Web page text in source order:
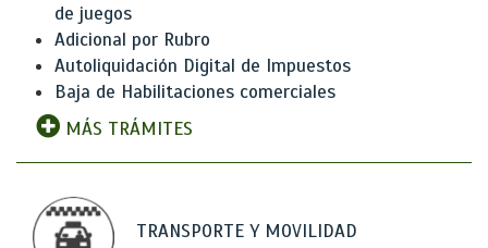
de juegos
Adicional por Rubro
Autoliquidación Digital de Impuestos
Baja de Habilitaciones comerciales
MÁS TRÁMITES
TRANSPORTE Y MOVILIDAD